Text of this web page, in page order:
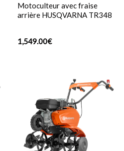
Motoculteur avec fraise
arrière HUSQVARNA TR348
1,549.00€